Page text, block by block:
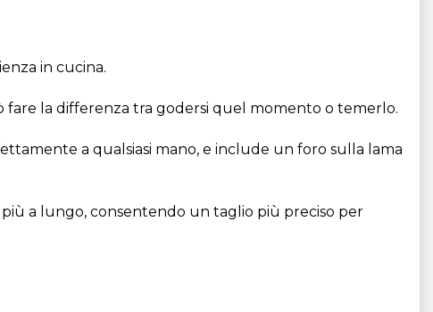
in cucina.
la differenza tra godersi quel momento o temerlo.
a qualsiasi mano, e include un foro sulla lama
a lungo, consentendo un taglio più preciso per